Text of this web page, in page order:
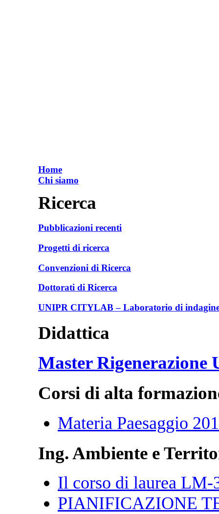
Home
Chi siamo
Ricerca
Pubblicazioni recenti
Progetti di ricerca
Convenzioni di Ricerca
Dottorati di Ricerca
UNIPR CITYLAB – Laboratorio di
Didattica
Master Rigenerazione
Corsi di alta
Materia Paesaggio
Ing. Ambiente e
Il corso di laurea LM-
PIANIFICAZIONE